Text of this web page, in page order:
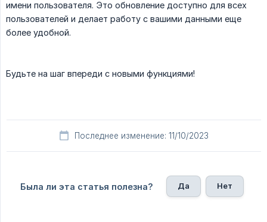
имени пользователя. Это обновление доступно для всех
пользователей и делает работу с вашими данными еще
более удобной.
Будьте на шаг впереди с новыми функциями!
Последнее изменение: 11/10/2023
Была ли эта статья полезна? Да Нет